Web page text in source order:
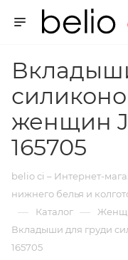
женщин
165705
belio ci – Интернет-
нижнего белья и
— Каталог —
Вкладыши для груди
165705